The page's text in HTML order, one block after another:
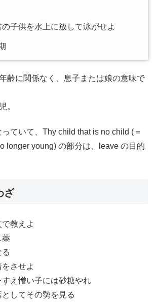
子供を水上に放して泳がせよ
齢に関係なく、息子または娘の意味で
。
ていて、Thy child that is no child (＝
longer young) の部分は、leave の目的
ざ
教えよ
薬
させよ
え憎い子には砂糖やれ
してその勢を見る